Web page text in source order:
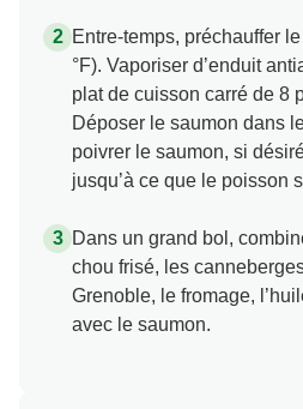
Entre-temps, préchauffer
°F). Vaporiser d’enduit
plat de cuisson carré de 8
Déposer le saumon dans
poivrer le saumon, si
jusqu’à ce que le poisson
Dans un grand bol,
chou frisé, les
Grenoble, le fromage,
avec le saumon.